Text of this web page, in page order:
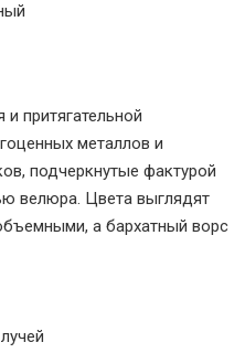
и притягательной
металлов и
подчеркнутые фактурой
велюра. Цвета выглядят
а бархатный ворс